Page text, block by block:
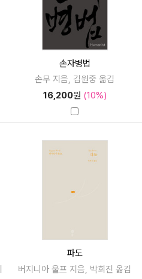
손자병법
손무 지음, 김원중 옮김
16,200원 (10%)
파도
버지니아 울프 지음, 박희진 옮김